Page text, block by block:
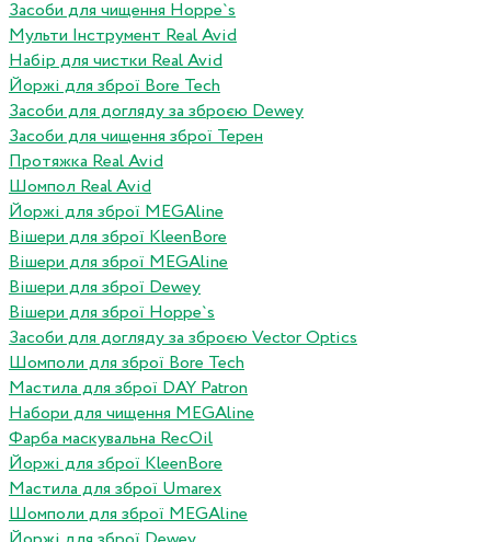
Засоби для чищення Hoppe`s
Мульти Інструмент Real Avid
Набір для чистки Real Avid
Йоржі для зброї Bore Tech
Засоби для догляду за зброєю Dewey
Засоби для чищення зброї Терен
Протяжка Real Avid
Шомпол Real Avid
Йоржі для зброї MEGAline
Вішери для зброї KleenBore
Вішери для зброї MEGAline
Вішери для зброї Dewey
Вішери для зброї Hoppe`s
Засоби для догляду за зброєю Vector Optics
Шомполи для зброї Bore Tech
Мастила для зброї DAY Patron
Набори для чищення MEGAline
Фарба маскувальна RecOil
Йоржі для зброї KleenBore
Мастила для зброї Umarex
Шомполи для зброї MEGAline